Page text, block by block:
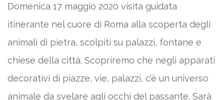
Domenica 17 maggio 2020 visita guidata
itinerante nel cuore di Roma alla scoperta degli
animali di pietra, scolpiti su palazzi, fontane e
chiese della città. Scopriremo che negli apparati
decorativi di piazze, vie, palazzi, c’è un universo
animale da svelare agli occhi del passante. Sarà